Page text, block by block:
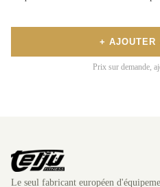
+ AJOUTER
Prix sur demande,
Le seul fabricant européen